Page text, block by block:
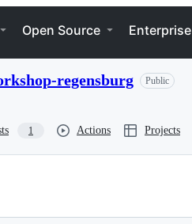
Open Source Enterprise
regensburg Public
1 Actions Projects